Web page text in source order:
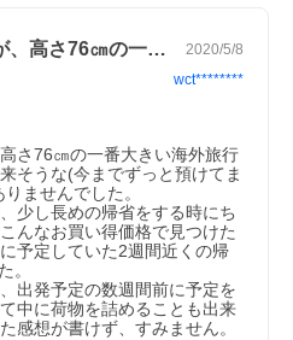
、高さ76㎝の一… 2020/5/8
wct********
さ76㎝の一番大きい海外旅行
そうな(今までずっと預けてま
ませんでした。
少し長めの帰省をする時にち
んなお買い得価格で見つけた
予定していた2週間近くの帰
。
出発予定の数週間前に予定を
中に荷物を詰めることも出来
感想が書けず、すみません。